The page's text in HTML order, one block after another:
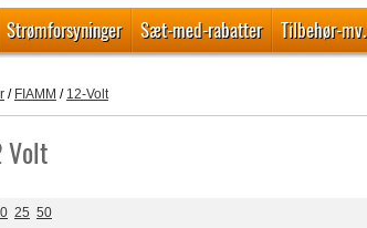
Strømforsyninger Sæt-med-rabatter Tilbehør-mv.
/ FIAMM / 12-Volt
25 50